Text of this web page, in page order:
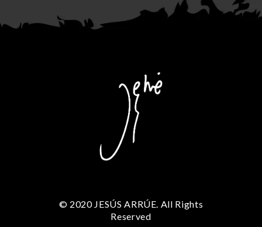
© 2020 JESÚS ARRÚE. All Rights
Reserved